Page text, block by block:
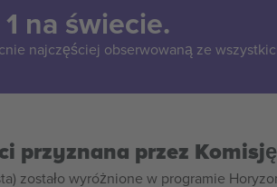
na świecie.
najczęściej obserwowaną ze
przyznana przez
zostało wyróżnione w programie